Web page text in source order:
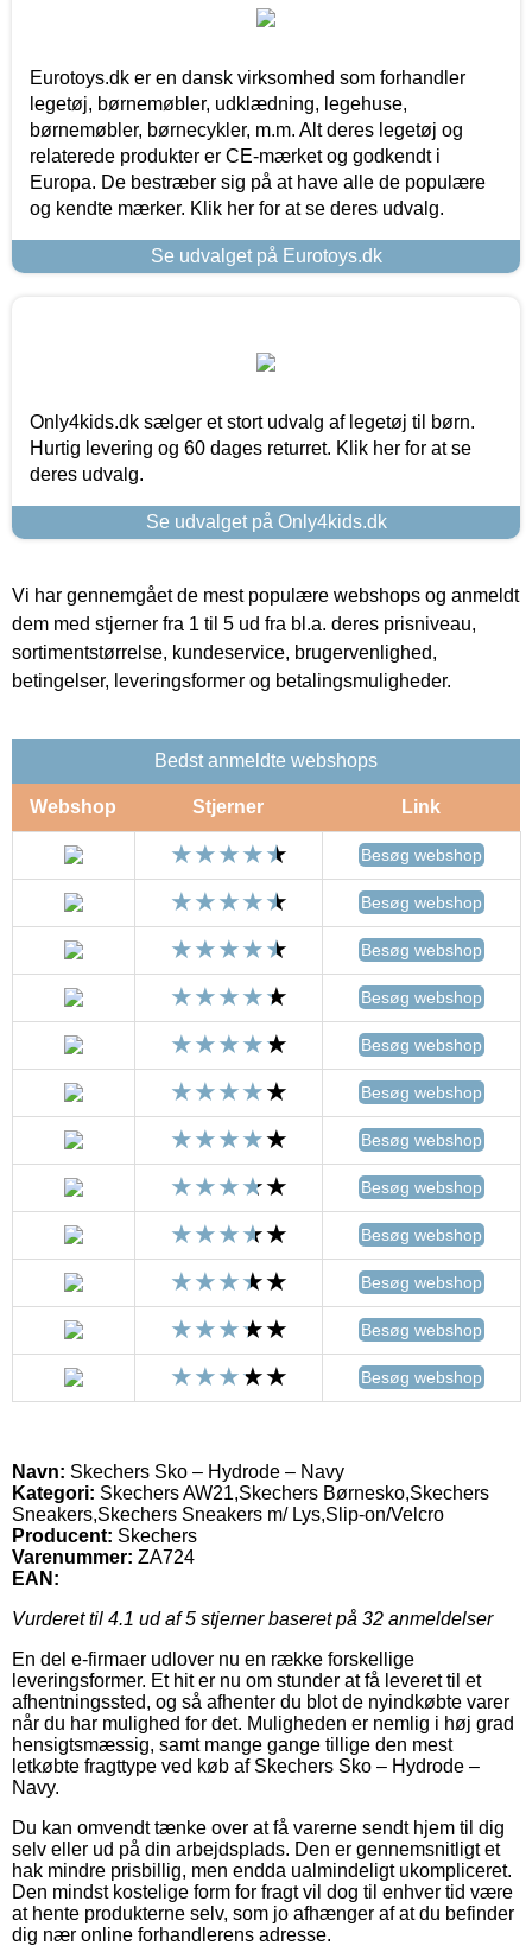
Eurotoys.dk er en dansk virksomhed som forhandler
legetøj, børnemøbler, udklædning, legehuse,
børnemøbler, børnecykler, m.m. Alt deres legetøj og
relaterede produkter er CE-mærket og godkendt i
Europa. De bestræber sig på at have alle de populære
og kendte mærker. Klik her for at se deres udvalg.
Se udvalget på Eurotoys.dk
Only4kids.dk sælger et stort udvalg af legetøj til børn.
Hurtig levering og 60 dages returret. Klik her for at se
deres udvalg.
Se udvalget på Only4kids.dk
Vi har gennemgået de mest populære webshops og anmeldt
dem med stjerner fra 1 til 5 ud fra bl.a. deres prisniveau,
sortimentstørrelse, kundeservice, brugervenlighed,
betingelser, leveringsformer og betalingsmuligheder.
Bedst anmeldte webshops
Webshop Stjerner Link
Besøg webshop
Besøg webshop
Besøg webshop
Besøg webshop
Besøg webshop
Besøg webshop
Besøg webshop
Besøg webshop
Besøg webshop
Besøg webshop
Besøg webshop
Besøg webshop
Navn: Skechers Sko – Hydrode – Navy
Kategori: Skechers AW21,Skechers Børnesko,Skechers
Sneakers,Skechers Sneakers m/ Lys,Slip-on/Velcro
Producent: Skechers
Varenummer: ZA724
EAN:
Vurderet til 4.1 ud af 5 stjerner baseret på 32 anmeldelser
En del e-firmaer udlover nu en række forskellige
leveringsformer. Et hit er nu om stunder at få leveret til et
afhentningssted, og så afhenter du blot de nyindkøbte varer
når du har mulighed for det. Muligheden er nemlig i høj grad
hensigtsmæssig, samt mange gange tillige den mest
letkøbte fragttype ved køb af Skechers Sko – Hydrode –
Navy.
Du kan omvendt tænke over at få varerne sendt hjem til dig
selv eller ud på din arbejdsplads. Den er gennemsnitligt et
hak mindre prisbillig, men endda ualmindeligt ukompliceret.
Den mindst kostelige form for fragt vil dog til enhver tid være
at hente produkterne selv, som jo afhænger af at du befinder
dig nær online forhandlerens adresse.